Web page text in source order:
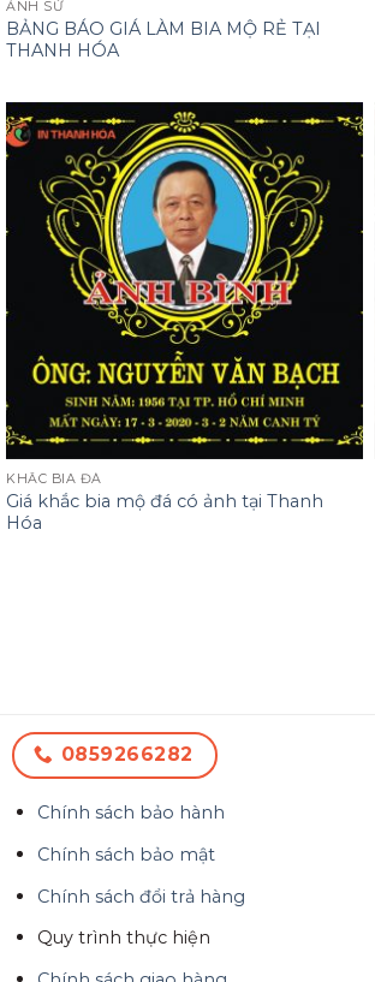
ẢNH SỨ
BẢNG BÁO GIÁ LÀM BIA MỘ RẺ TẠI
THANH HÓA
KHẮC BIA ĐÁ
Giá khắc bia mộ đá có ảnh tại Thanh
Hóa
0859266282
Chính sách bảo hành
Chính sách bảo mật
Chính sách đổi trả hàng
Quy trình thực hiện